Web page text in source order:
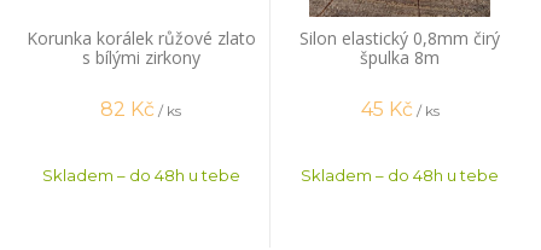
Korunka korálek růžové zlato
s bílými zirkony
82 Kč / ks
Skladem – do 48h u tebe
Silon elastický 0,8mm čirý
špulka 8m
45 Kč / ks
Skladem – do 48h u tebe